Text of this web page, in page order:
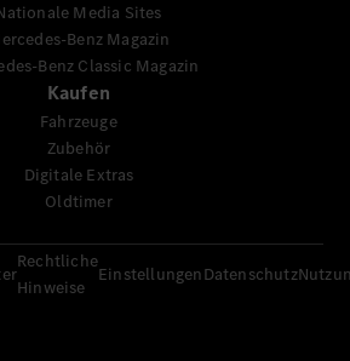
Media Sites
Benz Magazin
Benz Classic Magazin
Kaufen
Fahrzeuge
Zubehör
Digitale Extras
Oldtimer
Rechtliche
Hinweise
EinstellungenDatenschutz